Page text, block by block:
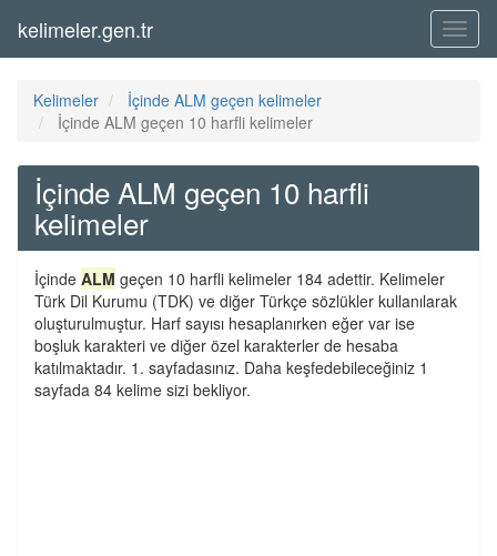
Menü
kelimeler.gen.tr
Kelimeler
İçinde ALM geçen kelimeler
İçinde ALM geçen 10 harfli kelimeler
İçinde ALM geçen 10 harfli
kelimeler
İçinde ALM geçen 10 harfli kelimeler 184 adettir. Kelimeler
Türk Dil Kurumu (TDK) ve diğer Türkçe sözlükler kullanılarak
oluşturulmuştur. Harf sayısı hesaplanırken eğer var ise
boşluk karakteri ve diğer özel karakterler de hesaba
katılmaktadır. 1. sayfadasınız. Daha keşfedebileceğiniz 1
sayfada 84 kelime sizi bekliyor.